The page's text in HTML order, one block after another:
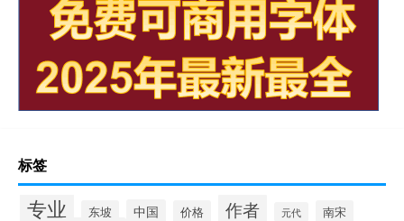
标签
专业 东坡 中国 价格 作者 元代 南宋